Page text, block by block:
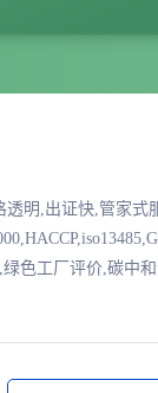
明,出证快,管家
色工厂评价,碳中